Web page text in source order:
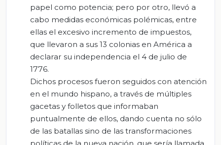
papel como potencia; pero por otro, llevó a
cabo medidas económicas polémicas, entre
ellas el excesivo incremento de impuestos,
que llevaron a sus 13 colonias en América a
declarar su independencia el 4 de julio de
1776.
Dichos procesos fueron seguidos con atención
en el mundo hispano, a través de múltiples
gacetas y folletos que informaban
puntualmente de ellos, dando cuenta no sólo
de las batallas sino de las transformaciones